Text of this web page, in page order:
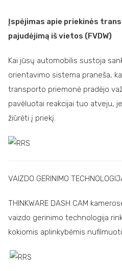
Įspėjimas apie priekinės
pajudėjimą iš vietos (FVDW)
Kai jūsų automobilis sustoja
orientavimo sistema praneša,
transporto priemonė pradėjo
pavėluotai reakcijai tuo atveju,
žiūrėti į priekį.
VAIZDO GERINIMO
THINKWARE DASH CAM
vaizdo gerinimo technologija
kokiomis aplinkybėmis
.